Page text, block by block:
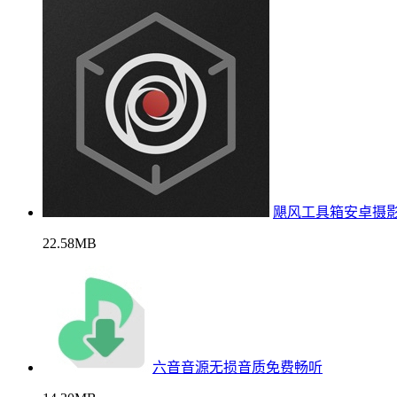
飓风工具箱安卓摄
22.58MB
六音音源无损音质免费畅听